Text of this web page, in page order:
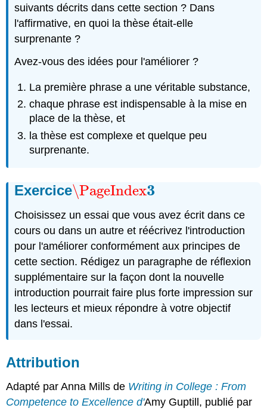
suivants décrits dans cette section ? Dans
l'affirmative, en quoi la thèse était-elle
surprenante ?
Avez-vous des idées pour l'améliorer ?
La première phrase a une véritable substance,
chaque phrase est indispensable à la mise en
place de la thèse, et
la thèse est complexe et quelque peu
surprenante.
Exercice\PageIndex3
\PageIndex3
Choisissez un essai que vous avez écrit dans ce
cours ou dans un autre et réécrivez l'introduction
pour l'améliorer conformément aux principes de
cette section. Rédigez un paragraphe de réflexion
supplémentaire sur la façon dont la nouvelle
introduction pourrait faire plus forte impression sur
les lecteurs et mieux répondre à votre objectif
dans l'essai.
Attribution
Adapté par Anna Mills de Writing in College : From
Competence to Excellence d'Amy Guptill, publié par